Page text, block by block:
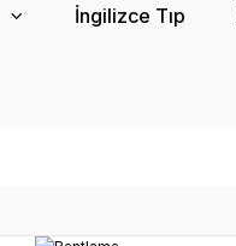
İngilizce Tıp